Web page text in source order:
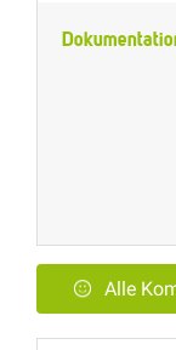
Alle